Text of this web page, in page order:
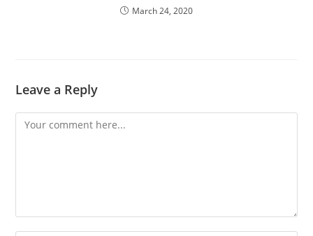
March 24, 2020
Leave a Reply
Comment